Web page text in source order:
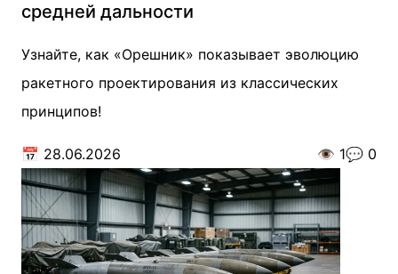
средней дальности
Узнайте, как «Орешник» показывает эволюцию
ракетного проектирования из классических
принципов!
📅 28.06.2026 👁️ 1💬 0